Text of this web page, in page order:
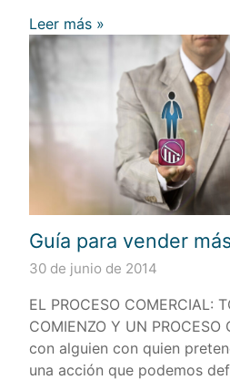
Leer más »
Guía para vender
30 de junio de 2014
EL PROCESO COMERCIAL:
COMIENZO Y UN
con alguien con quien
una acción que podemos